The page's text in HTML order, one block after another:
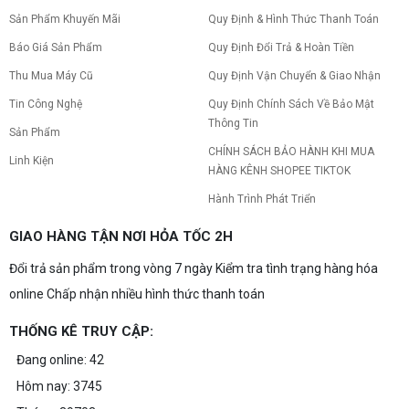
PC gaming nóng quạt kêu to: Nguyên
nhân và Cách khắc phục
máy giật lag, giảm tuổi thọ? Tìm hiểu ngay
hoạt động êm ái.
CPU AMD Ryzen 7 7700X3D full box mới
ra mắt: Nhanh, Mạnh, Giá tốt
CPU AMD Ryzen 7 7700X3D chính thức ra mắt
hiệu năng chơi game vượt trội. Khám phá chi tiết
10 Nguyên nhân khiến PC gaming bị tụt
PC gaming bị tụt FPS sau một thời gian? Tìm hiểu
và cách kiểm tra, khắc phục từng bước tại Vi Tính
NVIDIA Hoãn Ra Mắt Dòng RTX 50
Sản Phẩm Khuyến Mãi
Báo Giá Sản Phẩm
Thu Mua Máy Cũ
Tin Công Nghệ
Sản Phẩm
Linh Kiện
Quy Định & Hình Thức Thanh Toán
Quy Định Đổi Trả & Hoàn Tiền
Quy Định Vận Chuyển & Giao Nhận
Quy Định Chính Sách Về Bảo Mật
Thông Tin
CHÍNH SÁCH BẢO HÀNH KHI MUA
HÀNG KÊNH SHOPEE TIKTOK
Hành Trình Phát Triển
GIAO HÀNG TẬN NƠI HỎA TỐC 2H
Đổi trả sản phẩm trong vòng 7 ngày Kiểm tra tình trạng hàng hóa
online Chấp nhận nhiều hình thức thanh toán
THỐNG KÊ TRUY CẬP:
Đang online: 42
Hôm nay: 3745